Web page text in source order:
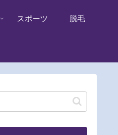
スポーツ 脱毛